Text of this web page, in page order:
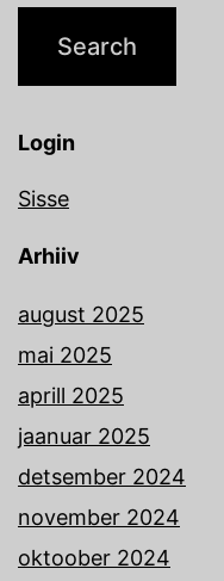
Login
Sisse
Arhiiv
august 2025
mai 2025
aprill 2025
jaanuar 2025
detsember 2024
november 2024
oktoober 2024